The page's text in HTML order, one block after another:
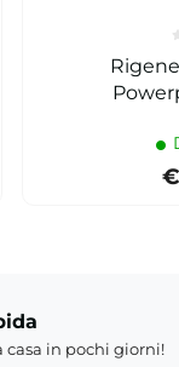
casa in pochi giorni!